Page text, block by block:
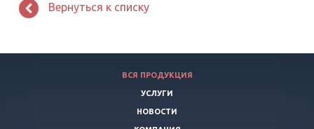
Вернуться к списку
ВСЯ ПРОДУКЦИЯ
УСЛУГИ
НОВОСТИ